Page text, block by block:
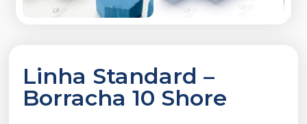
Linha Standard –
Borracha 10 Shore